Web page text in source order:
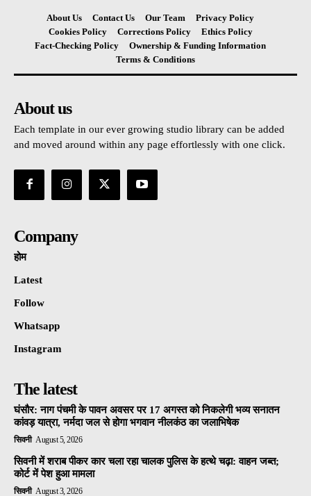
About Us Contact Us Our Team
Privacy Policy
Cookies Policy
Corrections Policy
Ethics Policy
Fact-Checking Policy
Ownership & Funding Information
Terms & Conditions
About us
Each template in our ever growing studio library can be added
and moved around within any page effortlessly with one click.
Company
होम
Latest
Follow
Whatsapp
Instagram
The latest
घंसौर: नाग पंचमी के पावन अवसर पर 17 अगस्त को निकलेगी भव्य सनातन
कांवड़ यात्रा, नर्मदा जल से होगा भगवान नीलकंठ का जलाभिषेक
सिवनी August 5, 2026
सिवनी में शराब पीकर कार चला रहा चालक पुलिस के हत्थे चढ़ा: वाहन जब्त;
कोर्ट में पेश हुआ मामला
सिवनी August 3, 2026